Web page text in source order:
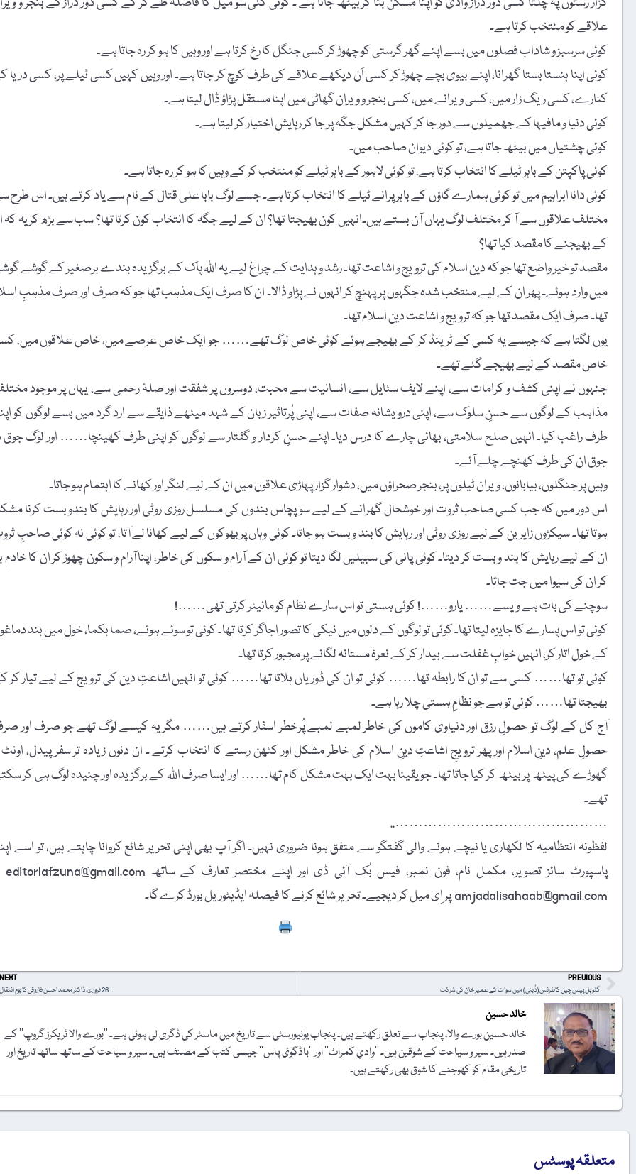
علاقے کو منتخب کرتا ہے۔
کوئی سرسبز و شاداب فصلوں میں بسے اپنے گھر گرستی کو چھوڑ کر کسی جنگل کا رخ کرتا ہے اور وہیں کا ہو کر رہ جاتا ہے۔
کوئی اپنا ہنستا بستا گھرانا، اپنے بیوی بچے چھوڑ کر کسی اَن دیکھے علاقے کی طرف کوچ کر جاتا ہے۔ اور وہیں کہیں کسی ٹیلے پر، کسی دریا
کنارے، کسی ریگ زار میں، کسی ویرانے میں، کسی بنجر و ویران گھاٹی میں اپنا مستقل پڑاؤ ڈال لیتا ہے۔
کوئی دنیا و مافیہا کے جھمیلوں سے دور جا کر کہیں مشکل جگہ پر جا کر رہایش اختیار کر لیتا ہے۔
کوئی چشتیاں میں بیٹھ جاتا ہے، تو کوئی دیوان صاحب میں۔
کوئی پاکپتن کے باہر ٹیلے کا انتخاب کرتا ہے، تو کوئی لاہور کے باہر ٹیلے کو منتخب کر کے وہیں کا ہو کر رہ جاتا ہے۔
کوئی دانا ابراہیم میں تو کوئی ہمارے گاؤں کے باہر پرانے ٹیلے کا انتخاب کرتا ہے۔ جسے لوگ بابا علی قتال کے نام سے یاد کرتے ہیں۔ اس طرح
مختلف علاقوں سے آ کر مختلف لوگ یہاں آن بستے ہیں۔انہیں کون بھیجتا تھا؟ ان کے لیے جگہ کا انتخاب کون کرتا تھا؟ سب سے بڑھ کر یہ کہ
کے بھیجنے کا مقصد کیا تھا؟
مقصد تو خیر واضع تھا جو کہ دین اسلام کی ترویج و اشاعت تھا۔ رشد و ہدایت کے چراغ لیے یہ اللہ پاک کے برگزیدہ بندے برصغیر کے گوشے
میں وارد ہوئے۔ پھر ان کے لیے منتخب شدہ جگہوں پر پہنچ کر انہوں نے پڑاو ڈالا۔ ان کا صرف ایک مذہب تھا جو کہ صرف اور صرف مذہبِ
تھا۔ صرف ایک مقصد تھا جو کہ ترویج و اشاعت دین اسلام تھا۔
یوں لگتا ہے کہ جیسے یہ کسی کے ٹرینڈ کر کے بھیجے ہوئے کوئی خاص لوگ تھے…… جو ایک خاص عرصے میں، خاص علاقوں میں،
خاص مقصد کے لیے بھیجے گئے تھے۔
جنہوں نے اپنی کشف و کرامات سے، اپنے لایف سٹایل سے، انسانیت سے محبت، دوسروں پر شفقت اور صلۂ رحمی سے، یہاں پر موجود
مذاہب کے لوگوں سے حسنِ سلوک سے، اپنی درویشانہ صفات سے، اپنی پُرتاثیر زبان کے شہد میٹھے ذایقے سے ارد گرد میں بسے لوگوں کو
طرف راغب کیا۔ انہیں صلح سلامتی، بھائی چارے کا درس دیا۔ اپنے حسنِ کردار و گفتار سے لوگوں کو اپنی طرف کھینچا…… اور لوگ جوق
جوق ان کی طرف کھنچے چلے آئے۔
وہیں پر جنگلوں، بیابانوں، ویران ٹیلوں پر، بنجر صحراؤں میں، دشوار گزار پہاڑی علاقوں میں ان کے لیے لنگر اور کھانے کا اہتمام ہو جاتا۔
اس دور میں کہ جب کسی صاحب ثروت اور خوشحال گھرانے کے لیے سو پچاس بندوں کی مسلسل روزی روٹی اور رہایش کا بندوبست کرنا
ہوتا تھا۔ سیکڑوں زایرین کے لیے روزی روٹی اور رہایش کا بند و بست ہو جاتا۔ کوئی وہاں پر بھوکوں کے لیے کھانا لے آتا، تو کوئی نہ کوئی صاحبِ
ان کے لیے رہایش کا بند و بست کر دیتا۔ کوئی پانی کی سبیلیں لگا دیتا تو کوئی ان کے آرام و سکوں کی خاطر، اپنا آرام و سکون چھوڑ کر ان کا خادم
کر ان کی سیوا میں جت جاتا۔
سوچنے کی بات ہے ویسے…… یارو……! کوئی ہستی تو اس سارے نظام کو مانیٹر کرتی تھی……!
کوئی تو اس پسارے کا جایزہ لیتا تھا۔ کوئی تو لوگوں کے دلوں میں نیکی کا تصور اجاگر کرتا تھا۔ کوئی تو سوئے ہوئے، صما بکما، خول میں بند
کے خول اتار کر، انہیں خوابِ غفلت سے بیدار کر کے نعرۂ مستانہ لگانے پر مجبور کرتا تھا۔
کوئی تو تھا…… کسی سے تو ان کا رابطہ تھا…… کوئی تو ان کی ڈوریاں ہلاتا تھا…… کوئی تو انہیں اشاعتِ دین کی ترویج کے لیے تیار کر
بھیجتا تھا…… کوئی تو ہے جو نظامِ ہستی چلا رہا ہے۔
آج کل کے لوگ تو حصولِ رزق اور دنیاوی کاموں کی خاطر لمبے لمبے پُرخطر اسفار کرتے ہیں…… مگر یہ کیسے لوگ تھے جو صرف اور
حصولِ علم، دینِ اسلام اور پھر ترویجِ اشاعتِ دینِ اسلام کی خاطر مشکل اور کٹھن رستے کا انتخاب کرتے ۔ ان دنوں زیادہ تر سفر پیدل، اونٹ
گھوڑے کی پیٹھ پر بیٹھ کر کیا جاتا تھا۔ جو یقینا بہت ایک بہت مشکل کام تھا…… اور ایسا صرف اللہ کے برگزیدہ اور چنیدہ لوگ ہی کر
تھے۔
………………………………………..
لفظونہ انتظامیہ کا لکھاری یا نیچے ہونے والی گفتگو سے متفق ہونا ضروری نہیں۔ اگر آپ بھی اپنی تحریر شائع کروانا چاہتے ہیں، تو اسے
amjadalisahaab@gmail.com پر اِی میل کر دیجیے۔ تحریر شائع کرنے کا فیصلہ ایڈیٹوریل بورڈ کرے گا۔
PREVIOUS
گلوبل پیس چین کانفرنس (دُبئی) میں سوات کے عمیر خان کی شرکت
NEXT
26 فروری، ڈاکٹر محمد احسن فاروقی کا یومِ انتقال
خالد حسین
خالد حسین بورے والا، پنجاب سے تعلق رکھتے ہیں۔ پنجاب یونیورسٹی سے تاریخ میں ماسٹر کی ڈگری لی ہوئی ہے۔ ’’بورے والا ٹریکرز گروپ‘‘ کے
صدر ہیں۔ سیر و سیاحت کے شوقین ہیں۔ ’’وادیِ کمراٹ‘‘ اور ’’باڈگوئ پاس‘‘ جیسی کتب کے مصنف ہیں۔ سیر و سیاحت کے ساتھ ساتھ تاریخ اور
تاریخی مقام کو کھوجنے کا شوق بھی رکھتے ہیں۔
متعلقہ پوسٹس